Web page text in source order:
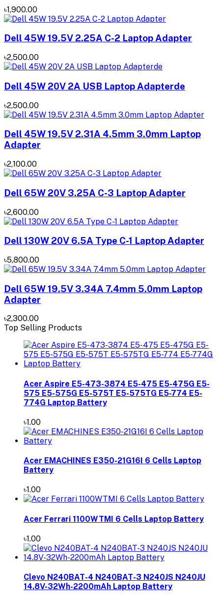
৳1,900.00
Dell 45W 19.5V 2.25A C-2 Laptop Adapter
৳2,500.00
Dell 45W 20V 2A USB Laptop Adapterde
৳2,500.00
Dell 45W 19.5V 2.31A 4.5mm 3.0mm Laptop
Adapter
৳2,100.00
Dell 65W 20V 3.25A C-3 Laptop Adapter
৳2,600.00
Dell 130W 20V 6.5A Type C-1 Laptop Adapter
৳5,800.00
Dell 65W 19.5V 3.34A 7.4mm 5.0mm Laptop
Adapter
৳2,300.00
Top Selling Products
Acer Aspire E5-473-3874 E5-475 E5-475G E5-
575 E5-575G E5-575T E5-575TG E5-774 E5-
774G Laptop Battery
৳1.00
Acer EMACHINES E350-21G16I 6 Cells Laptop
Battery
৳1.00
Acer Ferrari 1100WTMI 6 Cells Laptop Battery
৳1.00
Clevo N240BAT-4 N240BAT-3 N240JS N240JU
14.8V-32Wh-2200mAh Laptop Battery